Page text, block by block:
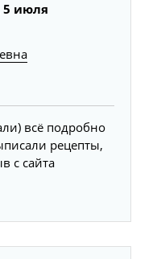
5 июля
всё подробно
рецепты,
с сайта